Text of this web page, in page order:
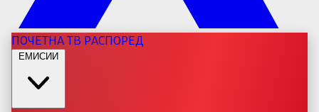
ПОЧЕТНАТВ РАСПОРЕД
ЕМИСИИ